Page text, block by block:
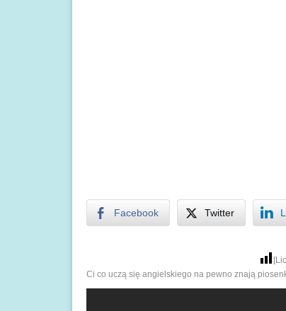
Facebook Twitter
Ci co uczą się angielskiego na pewno znają